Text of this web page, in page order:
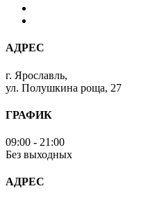
АДРЕС
г. Ярославль,
ул. Полушкина роща, 27
ГРАФИК
09:00 - 21:00
Без выходных
АДРЕС